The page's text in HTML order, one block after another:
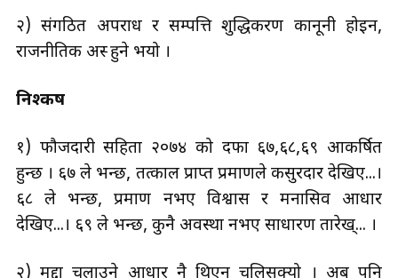
२) संगठित अपराध र सम्पत्ति शुद्धिकरण कानूनी होइन,
राजनीतिक अस्त्र हुने भयो ।
निश्कर्ष
१) फौजदारी सहिता २०७४ को दफा ६७,६८,६९ आकर्षित
हुन्छ । ६७ ले भन्छ, तत्काल प्राप्त प्रमाणले कसुरदार देखिए...।
६८ ले भन्छ, प्रमाण नभए विश्वास र मनासिव आधार
देखिए...। ६९ ले भन्छ, कुनै अवस्था नभए साधारण तारेख्... ।